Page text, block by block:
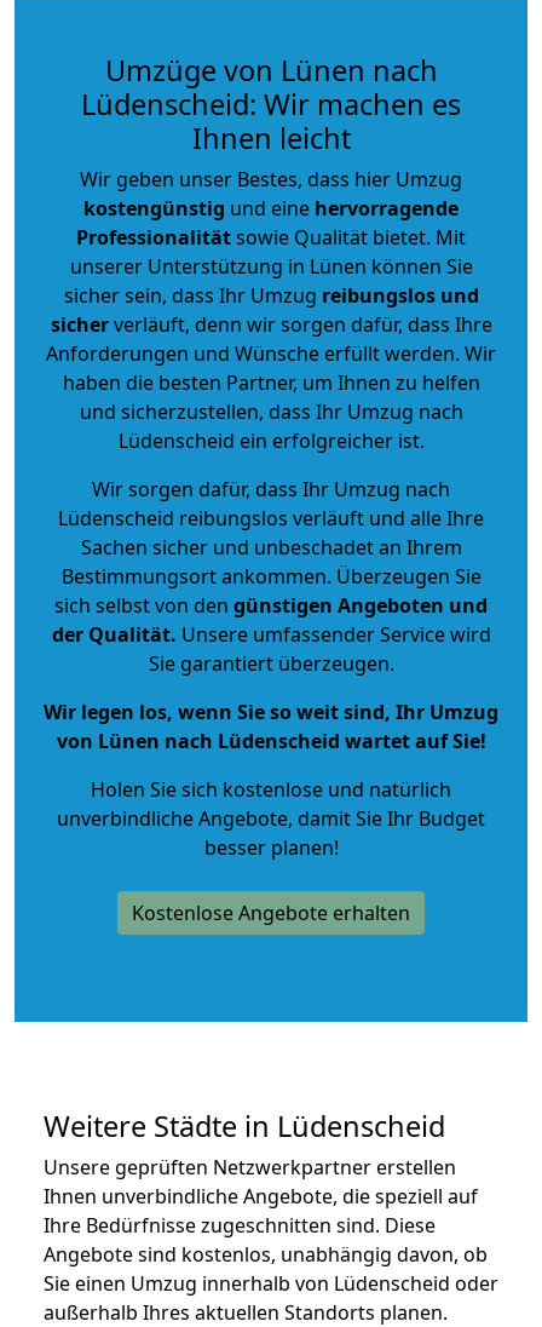
Umzüge von Lünen nach
Lüdenscheid: Wir machen es
Ihnen leicht
Wir geben unser Bestes, dass hier Umzug
kostengünstig und eine hervorragende
Professionalitätsowie Qualität bietet. Mit
unserer Unterstützung in Lünen können Sie
sicher sein, dass Ihr Umzug reibungslos und
sicherverläuft, denn wir sorgen dafür, dass Ihre
Anforderungen und Wünsche erfüllt werden. Wir
haben die besten Partner, um Ihnen zu helfen
und sicherzustellen, dass Ihr Umzug nach
Lüdenscheid ein erfolgreicher ist.
Wir sorgen dafür, dass Ihr Umzug nach
Lüdenscheid reibungslos verläuft und alle Ihre
Sachen sicher und unbeschadet an Ihrem
Bestimmungsort ankommen. Überzeugen Sie
sich selbst von den günstigen Angeboten und
der Qualität. Unsere umfassender Service wird
Sie garantiert überzeugen.
Wir legen los, wenn Sie so weit sind, Ihr Umzug
von Lünen nach Lüdenscheid wartet auf Sie!
Holen Sie sich kostenlose und natürlich
unverbindliche Angebote, damit Sie Ihr Budget
besser planen!
Kostenlose Angebote erhalten
Weitere Städte in Lüdenscheid
Unsere geprüften Netzwerkpartner erstellen
Ihnen unverbindliche Angebote, die speziell auf
Ihre Bedürfnisse zugeschnitten sind. Diese
Angebote sind kostenlos, unabhängig davon, ob
Sie einen Umzug innerhalb von Lüdenscheid oder
außerhalb Ihres aktuellen Standorts planen.